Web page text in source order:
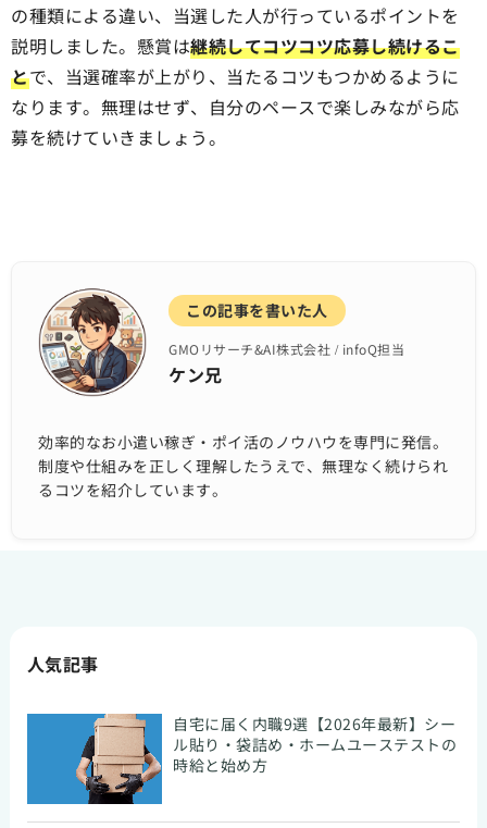
の種類による違い、当選した人が行っているポイントを
説明しました。懸賞は継続してコツコツ応募し続けるこ
とで、当選確率が上がり、当たるコツもつかめるように
なります。無理はせず、自分のペースで楽しみながら応
募を続けていきましょう。
この記事を書いた人
GMOリサーチ&AI株式会社 / infoQ担当
ケン兄
効率的なお小遣い稼ぎ・ポイ活のノウハウを専門に発信。
制度や仕組みを正しく理解したうえで、無理なく続けられ
るコツを紹介しています。
人気記事
自宅に届く内職9選【2026年最新】シー
ル貼り・袋詰め・ホームユーステストの
時給と始め方